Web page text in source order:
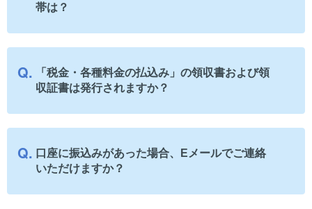
帯は？
「税金・各種料金の払込み」の領収書および領
収証書は発行されますか？
口座に振込みがあった場合、Eメールでご連絡
いただけますか？